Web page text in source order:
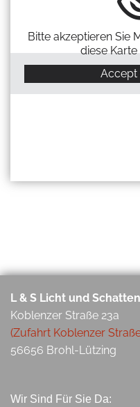
Bitte akzeptieren Sie
diese
Accept
L & S Licht und
Koblenzer Straße 23a
(Zufahrt Koblenzer
56656 Brohl-Lützing
Wir Sind Für Sie Da: